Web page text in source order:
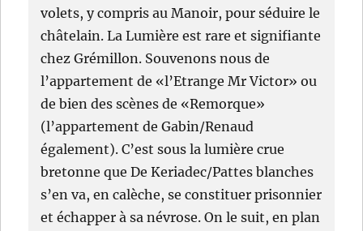
volets, y compris au Manoir, pour séduire le
châtelain. La Lumière est rare et signifiante
chez Grémillon. Souvenons nous de
l’appartement de «l’Etrange Mr Victor» ou
de bien des scènes de «Remorque»
(l’appartement de Gabin/Renaud
également). C’est sous la lumière crue
bretonne que De Keriadec/Pattes blanches
s’en va, en calèche, se constituer prisonnier
et échapper à sa névrose. On le suit, en plan